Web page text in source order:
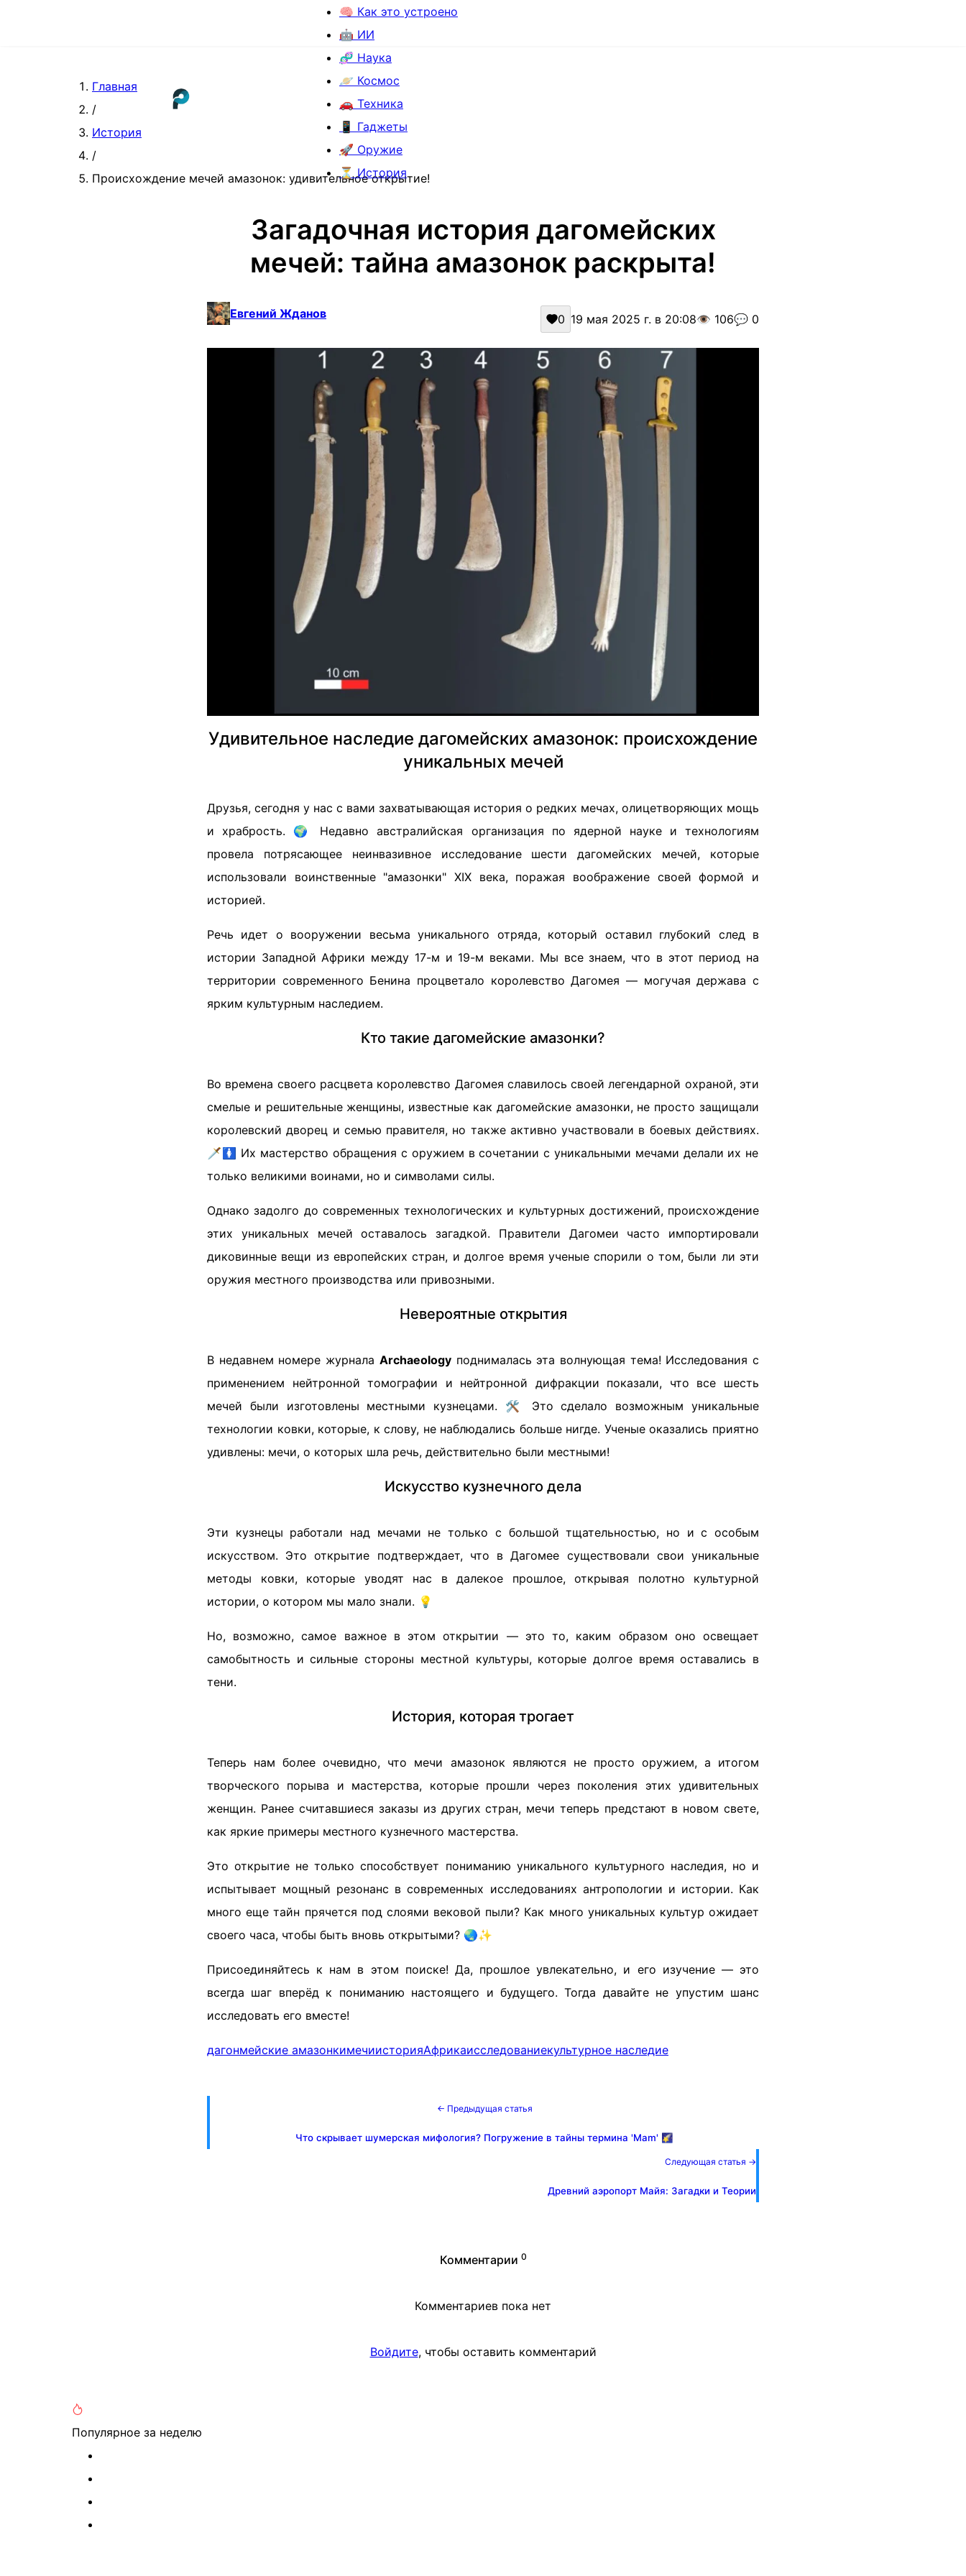
🧠 Как это устроено
🤖 ИИ
🧬 Наука
🪐 Космос
🚗 Техника
📱 Гаджеты
🚀 Оружие
⏳ История
Главная
/
История
/
Происхождение мечей амазонок: удивительное открытие!
Загадочная история дагомейских
мечей: тайна амазонок раскрыта!
Евгений Жданов 0 19 мая 2025 г. в 20:08👁️ 106💬 0
Удивительное наследие дагомейских амазонок: происхождение
уникальных мечей
Друзья, сегодня у нас с вами захватывающая история о редких мечах, олицетворяющих мощь
и храбрость. 🌍 Недавно австралийская организация по ядерной науке и технологиям
провела потрясающее неинвазивное исследование шести дагомейских мечей, которые
использовали воинственные "амазонки" XIX века, поражая воображение своей формой и
историей.
Речь идет о вооружении весьма уникального отряда, который оставил глубокий след в
истории Западной Африки между 17-м и 19-м веками. Мы все знаем, что в этот период на
территории современного Бенина процветало королевство Дагомея — могучая держава с
ярким культурным наследием.
Кто такие дагомейские амазонки?
Во времена своего расцвета королевство Дагомея славилось своей легендарной охраной, эти
смелые и решительные женщины, известные как дагомейские амазонки, не просто защищали
королевский дворец и семью правителя, но также активно участвовали в боевых действиях.
🗡️🚺 Их мастерство обращения с оружием в сочетании с уникальными мечами делали их не
только великими воинами, но и символами силы.
Однако задолго до современных технологических и культурных достижений, происхождение
этих уникальных мечей оставалось загадкой. Правители Дагомеи часто импортировали
диковинные вещи из европейских стран, и долгое время ученые спорили о том, были ли эти
оружия местного производства или привозными.
Невероятные открытия
В недавнем номере журнала Archaeologyподнималась эта волнующая тема! Исследования с
применением нейтронной томографии и нейтронной дифракции показали, что все шесть
мечей были изготовлены местными кузнецами. 🛠️ Это сделало возможным уникальные
технологии ковки, которые, к слову, не наблюдались больше нигде. Ученые оказались приятно
удивлены: мечи, о которых шла речь, действительно были местными!
Искусство кузнечного дела
Эти кузнецы работали над мечами не только с большой тщательностью, но и с особым
искусством. Это открытие подтверждает, что в Дагомее существовали свои уникальные
методы ковки, которые уводят нас в далекое прошлое, открывая полотно культурной
истории, о котором мы мало знали. 💡
Но, возможно, самое важное в этом открытии — это то, каким образом оно освещает
самобытность и сильные стороны местной культуры, которые долгое время оставались в
тени.
История, которая трогает
Теперь нам более очевидно, что мечи амазонок являются не просто оружием, а итогом
творческого порыва и мастерства, которые прошли через поколения этих удивительных
женщин. Ранее считавшиеся заказы из других стран, мечи теперь предстают в новом свете,
как яркие примеры местного кузнечного мастерства.
Это открытие не только способствует пониманию уникального культурного наследия, но и
испытывает мощный резонанс в современных исследованиях антропологии и истории. Как
много еще тайн прячется под слоями вековой пыли? Как много уникальных культур ожидает
своего часа, чтобы быть вновь открытыми? 🌏✨
Присоединяйтесь к нам в этом поиске! Да, прошлое увлекательно, и его изучение — это
всегда шаг вперёд к пониманию настоящего и будущего. Тогда давайте не упустим шанс
исследовать его вместе!
дагонмейские амазонкимечиисторияАфрикаисследованиекультурное наследие
← Предыдущая статья
Что скрывает шумерская мифология? Погружение в тайны термина 'Mam' 🌠
Следующая статья →
Древний аэропорт Майя: Загадки и Теории
Комментарии 0
Комментариев пока нет
Войдите, чтобы оставить комментарий
Популярное за неделю